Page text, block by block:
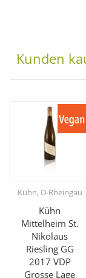
Kunden
Kühn, D-Rheingau
Kühn
Mittelheim St.
Nikolaus
Riesling GG
2017 VDP
Grosse Lage